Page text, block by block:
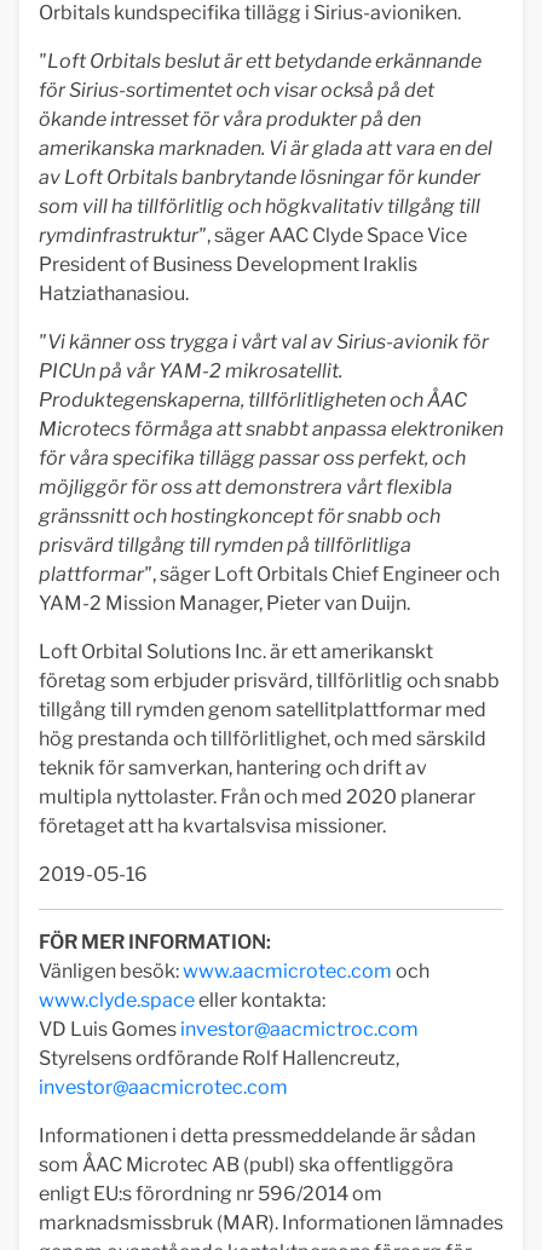
Orbitals kundspecifika tillägg i Sirius-avioniken.
"Loft Orbitals beslut är ett betydande erkännande
för Sirius-sortimentet och visar också på det
ökande intresset för våra produkter på den
amerikanska marknaden. Vi är glada att vara en del
av Loft Orbitals banbrytande lösningar för kunder
som vill ha tillförlitlig och högkvalitativ tillgång till
rymdinfrastruktur", säger AAC Clyde Space Vice
President of Business Development Iraklis
Hatziathanasiou.
"Vi känner oss trygga i vårt val av Sirius-avionik för
PICUn på vår YAM-2 mikrosatellit.
Produktegenskaperna, tillförlitligheten och ÅAC
Microtecs förmåga att snabbt anpassa elektroniken
för våra specifika tillägg passar oss perfekt, och
möjliggör för oss att demonstrera vårt flexibla
gränssnitt och hostingkoncept för snabb och
prisvärd tillgång till rymden på tillförlitliga
plattformar", säger Loft Orbitals Chief Engineer och
YAM-2 Mission Manager, Pieter van Duijn.
Loft Orbital Solutions Inc. är ett amerikanskt
företag som erbjuder prisvärd, tillförlitlig och snabb
tillgång till rymden genom satellitplattformar med
hög prestanda och tillförlitlighet, och med särskild
teknik för samverkan, hantering och drift av
multipla nyttolaster. Från och med 2020 planerar
företaget att ha kvartalsvisa missioner.
2019-05-16
FÖR MER INFORMATION:
Vänligen besök:www.aacmicrotec.com och
www.clyde.spaceeller kontakta:
VD Luis Gomes investor@aacmictroc.com
Styrelsens ordförande Rolf Hallencreutz,
investor@aacmicrotec.com
Informationen i detta pressmeddelande är sådan
som ÅAC Microtec AB (publ) ska offentliggöra
enligt EU:s förordning nr 596/2014 om
marknadsmissbruk (MAR). Informationen lämnades